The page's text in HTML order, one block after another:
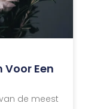
Een
de meest